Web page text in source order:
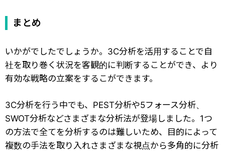
まとめ
いかがでしたでしょうか。3C分析を活用することで自
社を取り巻く状況を客観的に判断することができ、より
有効な戦略の立案をするこができます。
3C分析を行う中でも、PEST分析や5フォース分析、
SWOT分析などさまざまな分析法が登場しました。1つ
の方法で全てを分析するのは難しいため、目的によって
複数の手法を取り入れさまざまな視点から多角的に分析